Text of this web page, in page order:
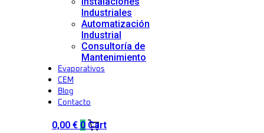
Industriales
Automatización
Industrial
Consultoría de
Mantenimiento
Evaporativos
CEM
Blog
Contacto
0,00 € 0 Cart